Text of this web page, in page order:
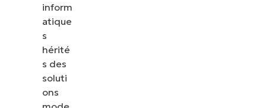
inform
atique
s
hérité
s des
soluti
ons